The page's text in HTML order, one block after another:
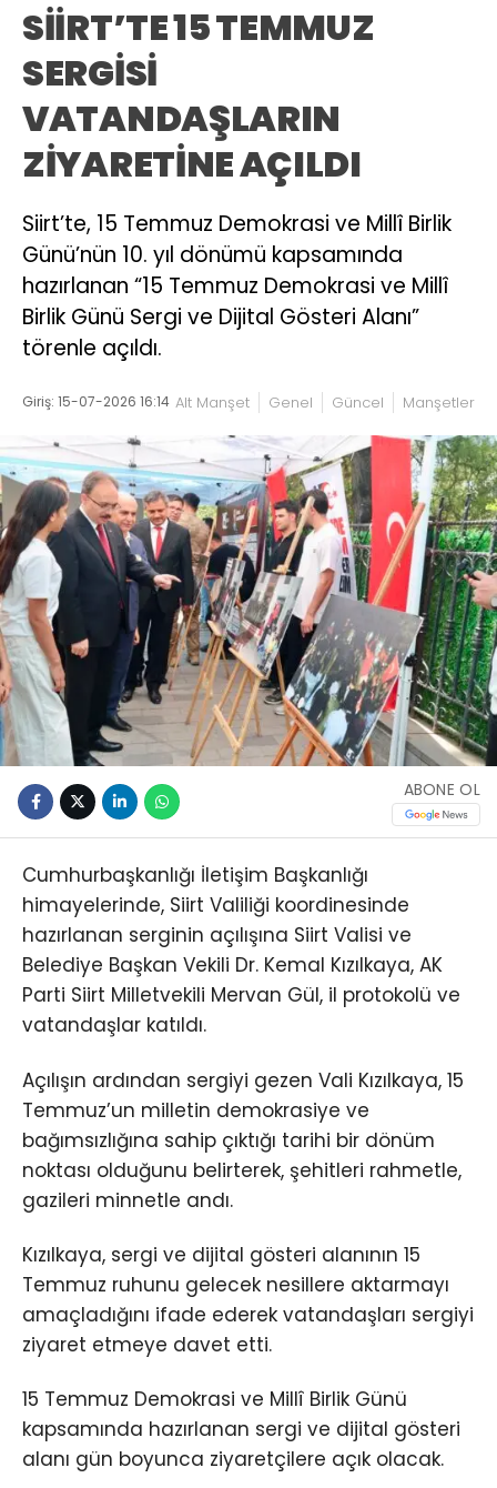
SİİRT’TE 15 TEMMUZ
SERGİSİ
VATANDAŞLARIN
ZİYARETİNE AÇILDI
Siirt’te, 15 Temmuz Demokrasi ve Millî Birlik
Günü’nün 10. yıl dönümü kapsamında
hazırlanan “15 Temmuz Demokrasi ve Millî
Birlik Günü Sergi ve Dijital Gösteri Alanı”
törenle açıldı.
Giriş: 15-07-2026 16:14 Alt Manşet Genel Güncel Manşetler
ABONE OL
Cumhurbaşkanlığı İletişim Başkanlığı
himayelerinde, Siirt Valiliği koordinesinde
hazırlanan serginin açılışına Siirt Valisi ve
Belediye Başkan Vekili Dr. Kemal Kızılkaya, AK
Parti Siirt Milletvekili Mervan Gül, il protokolü ve
vatandaşlar katıldı.
Açılışın ardından sergiyi gezen Vali Kızılkaya, 15
Temmuz’un milletin demokrasiye ve
bağımsızlığına sahip çıktığı tarihi bir dönüm
noktası olduğunu belirterek, şehitleri rahmetle,
gazileri minnetle andı.
Kızılkaya, sergi ve dijital gösteri alanının 15
Temmuz ruhunu gelecek nesillere aktarmayı
amaçladığını ifade ederek vatandaşları sergiyi
ziyaret etmeye davet etti.
15 Temmuz Demokrasi ve Millî Birlik Günü
kapsamında hazırlanan sergi ve dijital gösteri
alanı gün boyunca ziyaretçilere açık olacak.